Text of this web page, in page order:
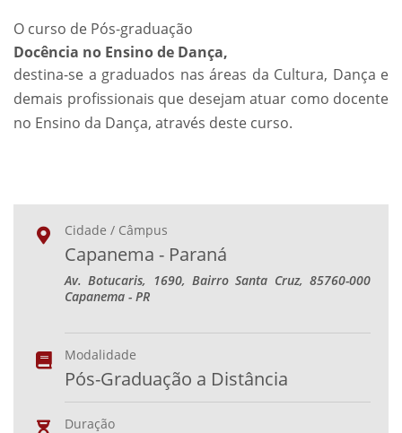
O curso de Pós-graduação
Docência no Ensino de Dança,
destina-se a graduados nas áreas da Cultura, Dança e
demais profissionais que desejam atuar como docente
no Ensino da Dança, através deste curso.
Cidade / Câmpus
Capanema - Paraná
Av. Botucaris, 1690, Bairro Santa Cruz, 85760-000
Capanema - PR
Modalidade
Pós-Graduação a Distância
Duração